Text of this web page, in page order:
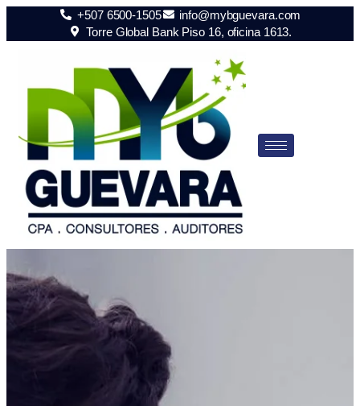
+507 6500-1505
info@mybguevara.com
Torre Global Bank Piso 16, oficina 1613.